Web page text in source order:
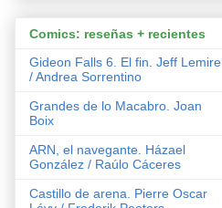
Comics: reseñas + recientes
Gideon Falls 6. El fin. Jeff Lemire
/ Andrea Sorrentino
Grandes de lo Macabro. Joan
Boix
ARN, el navegante. Házael
González / Raúlo Cáceres
Castillo de arena. Pierre Oscar